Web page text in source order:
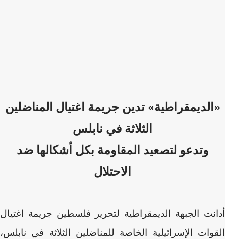
«الديمقراطية» تدين جريمة اغتيال المناضلين
الثلاثة في نابلس
وتدعو لتصعيد المقاومة بكل أشكالها ضد
الاحتلال
أدانت الجبهة الديمقراطية لتحرير فلسطين جريمة اغتيال
القوات الإسرائيلية الخاصة للمناضلين الثلاثة في نابلس،